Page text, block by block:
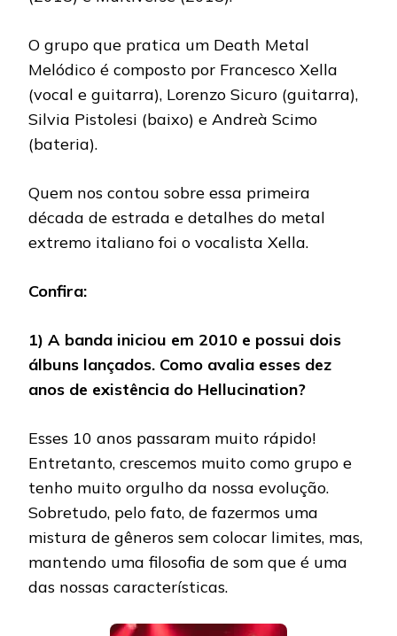
O grupo que pratica um Death Metal
Melódico é composto por Francesco Xella
(vocal e guitarra), Lorenzo Sicuro (guitarra),
Silvia Pistolesi (baixo) e Andreà Scimo
(bateria).
Quem nos contou sobre essa primeira
década de estrada e detalhes do metal
extremo italiano foi o vocalista Xella.
Confira:
1) A banda iniciou em 2010 e possui dois
álbuns lançados. Como avalia esses dez
anos de existência do Hellucination?
Esses 10 anos passaram muito rápido!
Entretanto, crescemos muito como grupo e
tenho muito orgulho da nossa evolução.
Sobretudo, pelo fato, de fazermos uma
mistura de gêneros sem colocar limites, mas,
mantendo uma filosofia de som que é uma
das nossas características.